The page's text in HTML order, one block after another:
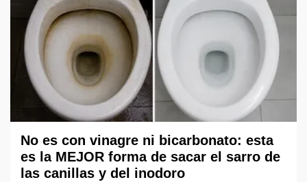
No es con vinagre ni bicarbonato: esta
es la MEJOR forma de sacar el sarro de
las canillas y del inodoro